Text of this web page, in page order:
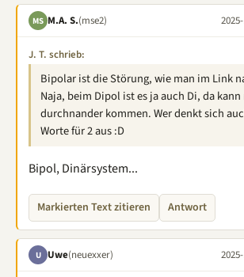
MS M.A. S.(mse2)
J. T. schrieb:
Bipolar ist die Störung, wie man im Link
Naja, beim Dipol ist es ja auch Di, da
durchnander kommen. Wer denkt sich
Worte für 2 aus :D
Bipol, Dinärsystem...
Markierten Text zitieren Antwort
U Uwe(neuexxer)